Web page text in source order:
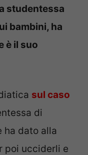
studentessa
bambini, ha
è il suo
sul caso
di
ha dato alla
poi ucciderli e